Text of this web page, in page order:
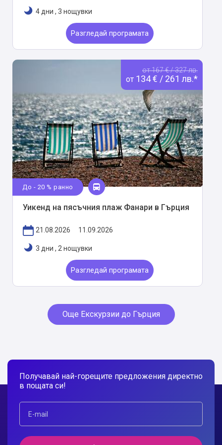
4 дни , 3 нощувки
Разгледай програмата
от 167 € / 327 лв.
от 134 € / 261 лв.*
До - 20 % ранно
Уикенд на пясъчния плаж Фанари в Гърция
21.08.2026 11.09.2026
3 дни , 2 нощувки
Разгледай програмата
Още Екскурзии до Гърция
Получавай най-горещите предложения директно
в пощата си!